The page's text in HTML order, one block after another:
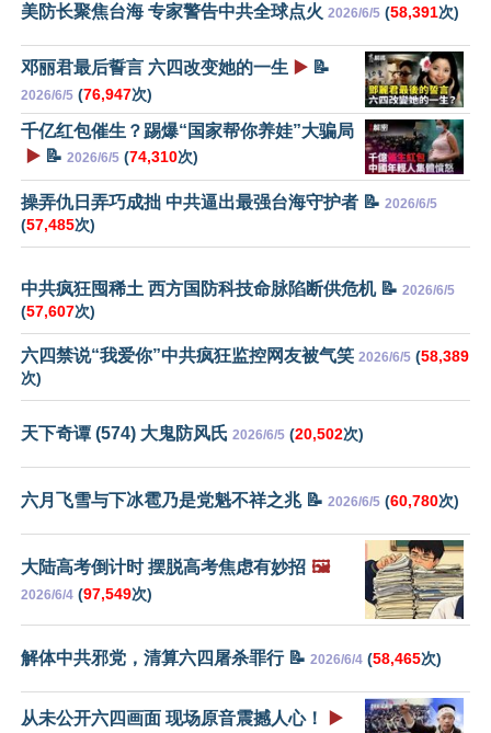
美防长聚焦台海 专家警告中共全球点火 2026/6/5 (58,391次)
邓丽君最后誓言 六四改变她的一生 ▶️ 📝
2026/6/5 (76,947次)
千亿红包催生？踢爆“国家帮你养娃”大骗局
▶️ 📝 2026/6/5 (74,310次)
操弄仇日弄巧成拙 中共逼出最强台海守护者 📝 2026/6/5
(57,485次)
中共疯狂囤稀土 西方国防科技命脉陷断供危机 📝 2026/6/5
(57,607次)
六四禁说“我爱你”中共疯狂监控网友被气笑 2026/6/5 (58,389
次)
天下奇谭 (574) 大鬼防风氏 2026/6/5 (20,502次)
六月飞雪与下冰雹乃是党魁不祥之兆 📝 2026/6/5 (60,780次)
大陆高考倒计时 摆脱高考焦虑有妙招 🖼️
2026/6/4 (97,549次)
解体中共邪党，清算六四屠杀罪行 📝 2026/6/4 (58,465次)
从未公开六四画面 现场原音震撼人心！
▶️